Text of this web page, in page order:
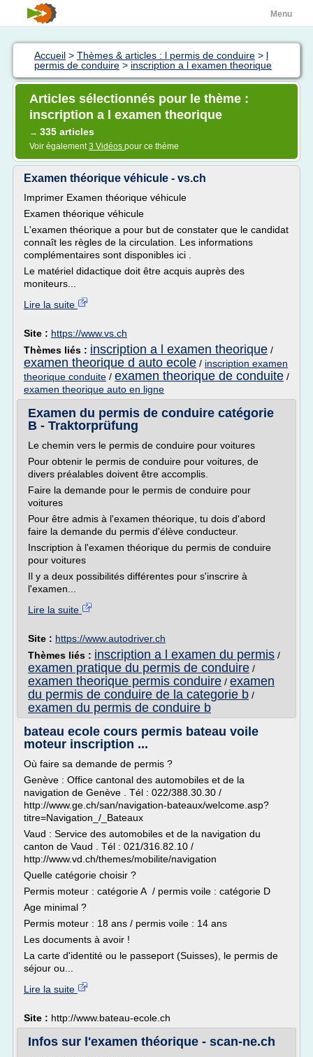
Menu
Accueil > Thèmes & articles : l permis de conduire > l
permis de conduire > inscription a l examen theorique
Articles sélectionnés pour le thème :
inscription a l examen theorique
→ 335 articles
Voir également3 Vidéos pour ce thème
Examen théorique véhicule - vs.ch
Imprimer Examen théorique véhicule
Examen théorique véhicule
L'examen théorique a pour but de constater que le candidat
connaît les règles de la circulation. Les informations
complémentaires sont disponibles ici .
Le matériel didactique doit être acquis auprès des
moniteurs...
Lire la suite
Site : https://www.vs.ch
Thèmes liés : inscription a l examen theorique /
examen theorique d auto ecole / inscription examen
theorique conduite / examen theorique de conduite /
examen theorique auto en ligne
Examen du permis de conduire catégorie
B - Traktorprüfung
Le chemin vers le permis de conduire pour voitures
Pour obtenir le permis de conduire pour voitures, de
divers préalables doivent être accomplis.
Faire la demande pour le permis de conduire pour
voitures
Pour être admis à l'examen théorique, tu dois d'abord
faire la demande du permis d'élève conducteur.
Inscription à l'examen théorique du permis de conduire
pour voitures
Il y a deux possibilités différentes pour s'inscrire à
l'examen...
Lire la suite
Site : https://www.autodriver.ch
Thèmes liés : inscription a l examen du permis /
examen pratique du permis de conduire /
examen theorique permis conduire / examen
du permis de conduire de la categorie b /
examen du permis de conduire b
bateau ecole cours permis bateau voile
moteur inscription ...
Où faire sa demande de permis ?
Genève : Office cantonal des automobiles et de la
navigation de Genève . Tél : 022/388.30.30 /
http://www.ge.ch/san/navigation-bateaux/welcome.asp?
titre=Navigation_/_Bateaux
Vaud : Service des automobiles et de la navigation du
canton de Vaud . Tél : 021/316.82.10 /
http://www.vd.ch/themes/mobilite/navigation
Quelle catégorie choisir ?
Permis moteur : catégorie A / permis voile : catégorie D
Age minimal ?
Permis moteur : 18 ans / permis voile : 14 ans
Les documents à avoir !
La carte d'identité ou le passeport (Suisses), le permis de
séjour ou...
Lire la suite
Site : http://www.bateau-ecole.ch
Infos sur l'examen théorique - scan-ne.ch